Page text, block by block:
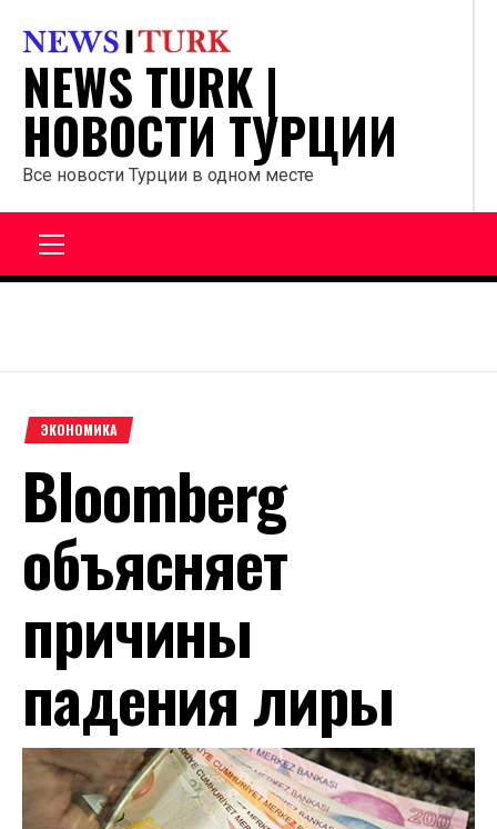
содержанию
NEWS TURK |
НОВОСТИ ТУРЦИИ
Все новости Турции в одном месте
ЭКОНОМИКА
Bloomberg
объясняет
причины
падения лиры